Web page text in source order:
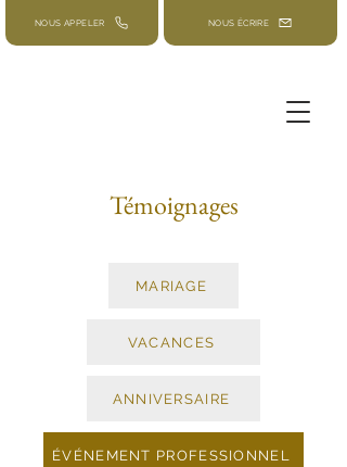
NOUS APPELER NOUS ÉCRIRE
Témoignages
MARIAGE
VACANCES
ANNIVERSAIRE
ÉVÉNEMENT PROFESSIONNEL